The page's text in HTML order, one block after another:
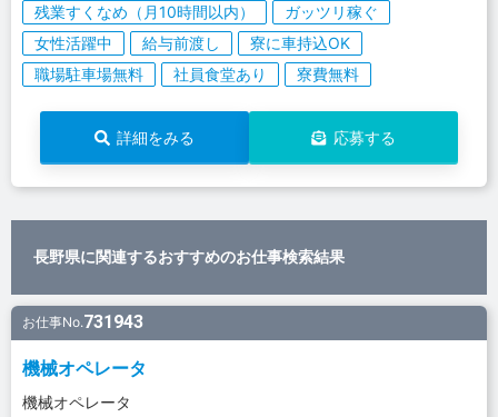
残業すくなめ（月10時間以内）
ガッツリ稼ぐ
女性活躍中
給与前渡し
寮に車持込OK
職場駐車場無料
社員食堂あり 寮費無料
詳細をみる 応募する
長野県に関連するおすすめのお仕事検索結果
お仕事No.731943
機械オペレータ
機械オペレータ